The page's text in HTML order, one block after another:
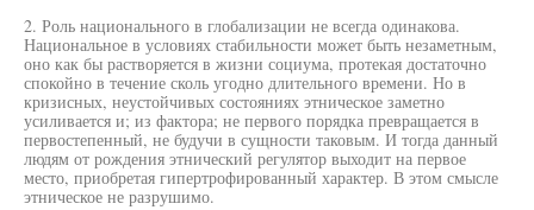
2. Роль национального в глобализации не всегда одинакова.
Национальное в условиях стабильности может быть незаметным,
оно как бы растворяется в жизни социума, протекая достаточно
спокойно в течение сколь угодно длительного времени. Но в
кризисных, неустойчивых состояниях этническое заметно
усиливается и; из фактора; не первого порядка превращается в
первостепенный, не будучи в сущности таковым. И тогда данный
людям от рождения этнический регулятор выходит на первое
место, приобретая гипертрофированный характер. В этом смысле
этническое не разрушимо.